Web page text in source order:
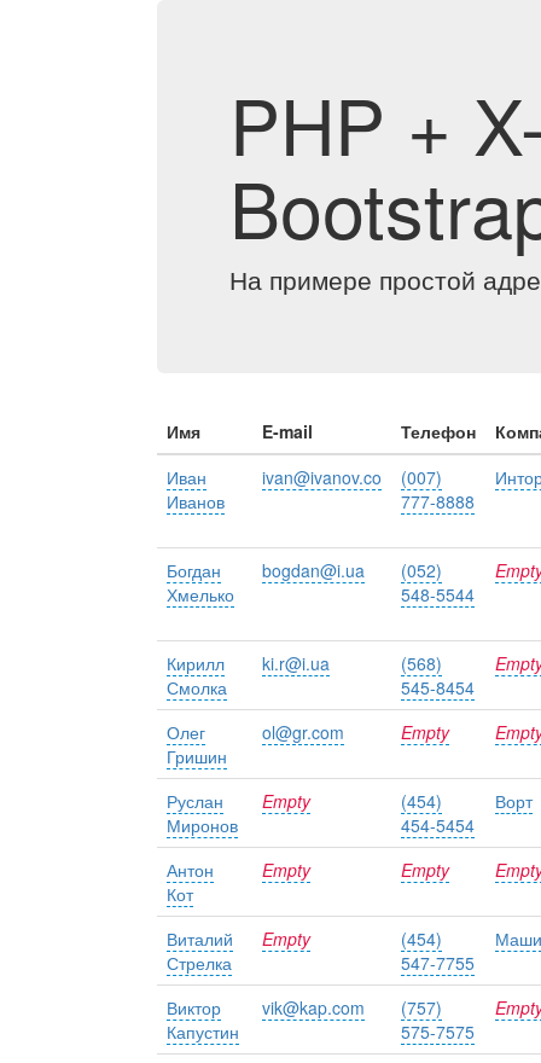
PHP +
На примере простой
Имя E-mail Телефон
Иван
Иванов
ivan@ivanov.co
(007)
777-8888
Богдан
Хмелько
bogdan@i.ua
(052)
548-5544
Кирилл
Смолка
ki.r@i.ua
(568)
545-8454
Олег
Гришин
ol@gr.com Empty
Руслан
Миронов
Empty
(454)
454-5454
Ворт
Антон
Кот
Empty Empty
Виталий
Стрелка
Empty
(454)
547-7755
Виктор
Капустин
vik@kap.com
(757)
575-7575